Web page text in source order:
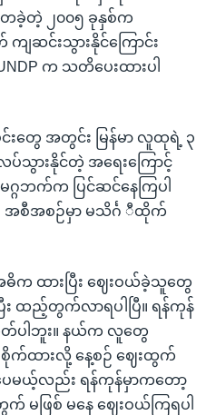
ခဲ့တဲ့ ၂၀၀၅ ခုနှစ်က
ဆင်းသွားနိုင်ကြောင်း
က သတိပေးထားပါ
တွေ အတွင်း မြန်မာ လူထုရဲ့ ၃
လပ်သွားနိုင်တဲ့ အရေးကြောင့်
ဂဘက်က ပြင်ဆင်နေကြပါ
အစီအစဉ်မှာ မသိင်္ဂ ီထိုက်
က ထားပြီး ဈေးဝယ်ခဲ့သူတွေ
ထည့်တွက်လာရပါပြီ။ ရန်ကုန်
ပါဘူး။ နယ်က လူတွေ
စိုက်ထားလို့ နေ့စဉ် ဈေးထွက်
ေမယ့်လည်း ရန်ကုန်မှာကတော့
မဖြစ် မနေ ဈေးဝယ်ကြရပါ